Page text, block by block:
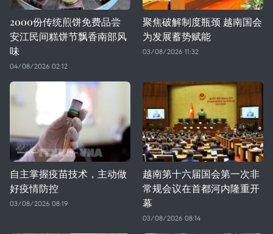
2000份传统煎饼免费品尝
安江民间糕饼节飘香南部风
味
04/08/2026 02:12
聚焦破解制度瓶颈 越南国会
为发展蓄势赋能
03/08/2026 11:32
自主掌握疫苗技术，主动做
好疫情防控
03/08/2026 08:19
越南第十六届国会第一次非
常规会议在首都河内隆重开
幕
03/08/2026 08:14